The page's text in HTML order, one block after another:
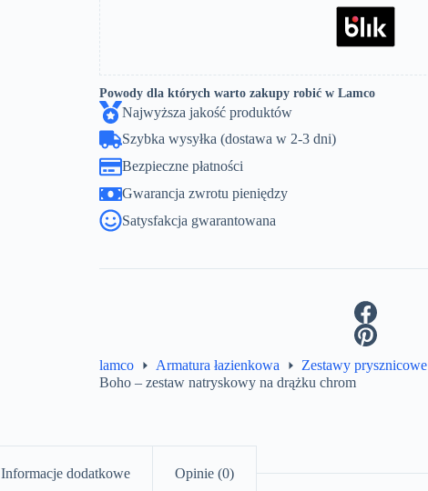
Powody dla których warto zakupy robić w Lamco
Najwyższa jakość produktów
Szybka wysyłka (dostawa w 2-3 dni)
Bezpieczne płatności
Gwarancja zwrotu pieniędzy
Satysfakcja gwarantowana
lamco Armatura łazienkowa
Zestawy prysznicowe
Boho – zestaw natryskowy na drążku chrom
Informacje dodatkowe Opinie (0)